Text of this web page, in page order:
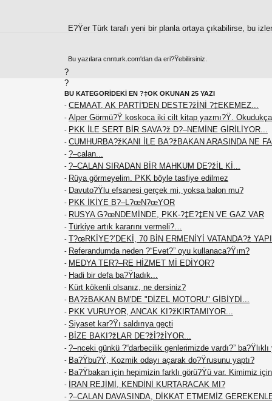
E?Ÿer Türk tarafı yeni bir planla ortaya çıkabilirse, bu
Bu yazılara cnnturk.com'dan da eri?Ÿebilirsiniz.
?
?
BU KATEGORİDEKİ EN ?‡OK OKUNAN 25 YAZI
- CEMAAT, AK PARTİ'DEN DESTE?žİNİ ?‡EKEMEZ...
- Alper Görmü?Ÿ koskoca iki cilt kitap yazmı?Ÿ.
- PKK İLE SERT BİR SAVA?ž D?–NEMİNE GİRİLİYOR...
- CUMHURBA?žKANI İLE BA?žBAKAN ARASINDA NE
- ?–calan...
- ?–CALAN SIRADAN BİR MAHKUM DE?žİL Kİ...
- Rüya görmeyelim. PKK böyle tasfiye edilmez
- Davuto?Ÿlu efsanesi gerçek mi, yoksa balon mu?
- PKK İKİYE B?–L?œN?œYOR
- RUSYA G?œNDEMİNDE, PKK-?‡E?‡EN VE GAZ VAR
- Türkiye artık kararını vermeli?…
- T?œRKİYE?’DEKİ, 70 BİN ERMENİYİ VATANDA?ž
- Referandumda neden ?“Evet?” oyu kullanaca?Ÿım?
- MEDYA TER?–RE HİZMET Mİ EDİYOR?
- Hadi bir defa ba?Ÿladık...
- Kürt kökenli olsanız, ne dersiniz?
- BA?žBAKAN BM'DE "DİZEL MOTORU" GİBİYDİ...
- PKK VURUYOR, ANCAK KI?žKIRTAMIYOR...
- Siyaset kar?Ÿı saldırıya geçti
- BİZE BAKI?žLAR DE?žİ?žİYOR...
- ?–nceki günkü ?“darbecilik genlerimizde vardı?”
- Ba?Ÿbu?Ÿ, Kozmik odayı açarak do?Ÿrusunu yaptı?
- Ba?Ÿbakan için hepimizin farklı görü?Ÿü var. Kimimiz
- İRAN REJİMİ, KENDİNİ KURTARACAK MI?
- ?–CALAN DAVASINDA, DİKKAT ETMEMİZ